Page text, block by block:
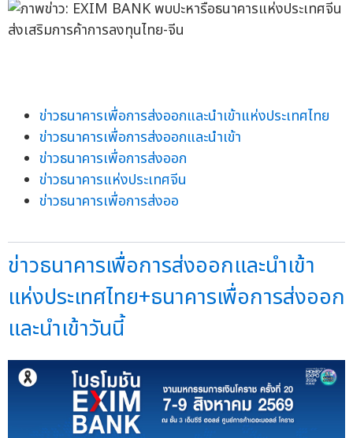
ข่าวธนาคารเพื่อการส่งออกและนำเข้าแห่งประเทศไทย
ข่าวธนาคารเพื่อการส่งออกและนำเข้า
ข่าวธนาคารเพื่อการส่งออก
ข่าวธนาคารแห่งประเทศจีน
ข่าวธนาคารเพื่อการส่งออ
ข่าวธนาคารเพื่อการส่งออกและนำเข้า
แห่งประเทศไทย+ธนาคารเพื่อการส่งออก
และนำเข้าวันนี้